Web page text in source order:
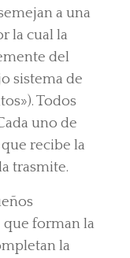
a una
la cual la
del
sistema de
Todos
uno de
recibe la
trasmite.
que forman la
la